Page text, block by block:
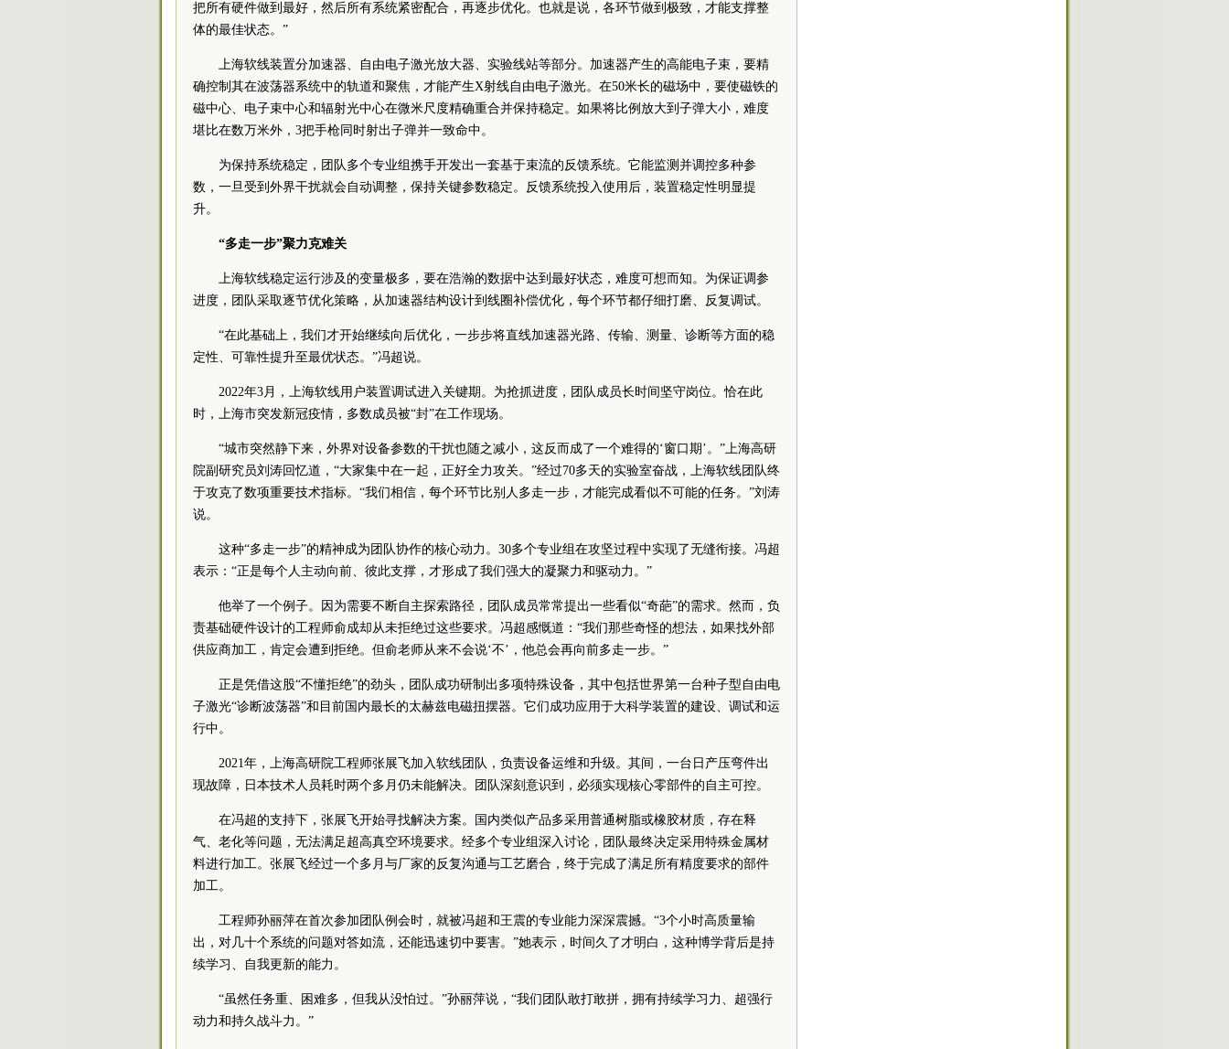
把所有硬件做到最好，然后所有系统紧密配合，再逐步优化。也就是说，各环节做到极致，才能支撑整
体的最佳状态。”
上海软线装置分加速器、自由电子激光放大器、实验线站等部分。加速器产生的高能电子束，要精
确控制其在波荡器系统中的轨道和聚焦，才能产生X射线自由电子激光。在50米长的磁场中，要使磁铁的
磁中心、电子束中心和辐射光中心在微米尺度精确重合并保持稳定。如果将比例放大到子弹大小，难度
堪比在数万米外，3把手枪同时射出子弹并一致命中。
为保持系统稳定，团队多个专业组携手开发出一套基于束流的反馈系统。它能监测并调控多种参
数，一旦受到外界干扰就会自动调整，保持关键参数稳定。反馈系统投入使用后，装置稳定性明显提
升。
“多走一步”聚力克难关
上海软线稳定运行涉及的变量极多，要在浩瀚的数据中达到最好状态，难度可想而知。为保证调参
进度，团队采取逐节优化策略，从加速器结构设计到线圈补偿优化，每个环节都仔细打磨、反复调试。
“在此基础上，我们才开始继续向后优化，一步步将直线加速器光路、传输、测量、诊断等方面的稳
定性、可靠性提升至最优状态。”冯超说。
2022年3月，上海软线用户装置调试进入关键期。为抢抓进度，团队成员长时间坚守岗位。恰在此
时，上海市突发新冠疫情，多数成员被“封”在工作现场。
“城市突然静下来，外界对设备参数的干扰也随之减小，这反而成了一个难得的‘窗口期’。”上海高研
院副研究员刘涛回忆道，“大家集中在一起，正好全力攻关。”经过70多天的实验室奋战，上海软线团队终
于攻克了数项重要技术指标。“我们相信，每个环节比别人多走一步，才能完成看似不可能的任务。”刘涛
说。
这种“多走一步”的精神成为团队协作的核心动力。30多个专业组在攻坚过程中实现了无缝衔接。冯超
表示：“正是每个人主动向前、彼此支撑，才形成了我们强大的凝聚力和驱动力。”
他举了一个例子。因为需要不断自主探索路径，团队成员常常提出一些看似“奇葩”的需求。然而，负
责基础硬件设计的工程师俞成却从未拒绝过这些要求。冯超感慨道：“我们那些奇怪的想法，如果找外部
供应商加工，肯定会遭到拒绝。但俞老师从来不会说‘不’，他总会再向前多走一步。”
正是凭借这股“不懂拒绝”的劲头，团队成功研制出多项特殊设备，其中包括世界第一台种子型自由电
子激光“诊断波荡器”和目前国内最长的太赫兹电磁扭摆器。它们成功应用于大科学装置的建设、调试和运
行中。
2021年，上海高研院工程师张展飞加入软线团队，负责设备运维和升级。其间，一台日产压弯件出
现故障，日本技术人员耗时两个多月仍未能解决。团队深刻意识到，必须实现核心零部件的自主可控。
在冯超的支持下，张展飞开始寻找解决方案。国内类似产品多采用普通树脂或橡胶材质，存在释
气、老化等问题，无法满足超高真空环境要求。经多个专业组深入讨论，团队最终决定采用特殊金属材
料进行加工。张展飞经过一个多月与厂家的反复沟通与工艺磨合，终于完成了满足所有精度要求的部件
加工。
工程师孙丽萍在首次参加团队例会时，就被冯超和王震的专业能力深深震撼。“3个小时高质量输
出，对几十个系统的问题对答如流，还能迅速切中要害。”她表示，时间久了才明白，这种博学背后是持
续学习、自我更新的能力。
“虽然任务重、困难多，但我从没怕过。”孙丽萍说，“我们团队敢打敢拼，拥有持续学习力、超强行
动力和持久战斗力。”